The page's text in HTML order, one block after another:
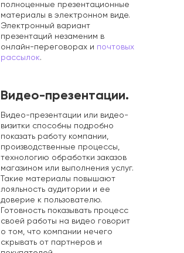
полноценные презентационные
материалы в электронном виде.
Электронный вариант
презентаций незаменим в
онлайн-переговорах и почтовых
рассылок.
Видео-презентации.
Видео-презентации или видео-
визитки способны подробно
показать работу компании,
производственные процессы,
технологию обработки заказов
магазином или выполнения услуг.
Такие материалы повышают
лояльность аудитории и ее
доверие к пользователю.
Готовность показывать процесс
своей работы на видео говорит
о том, что компании нечего
скрывать от партнеров и